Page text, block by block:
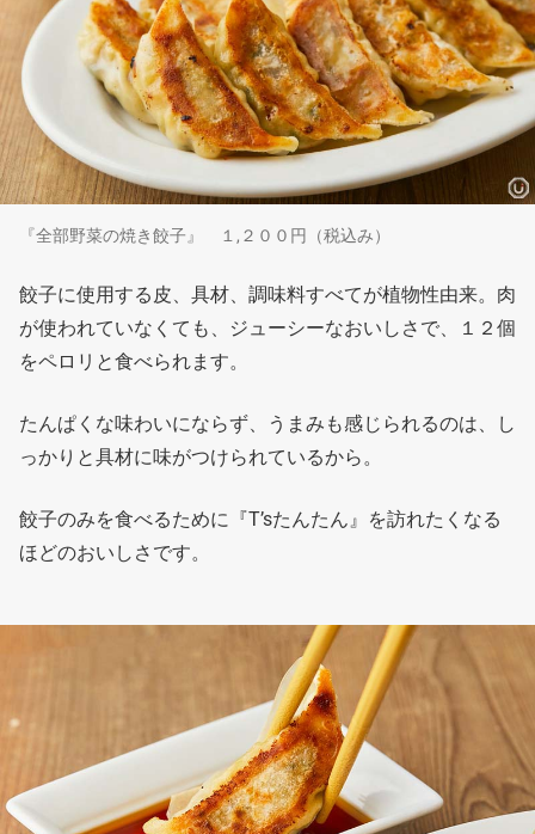
『全部野菜の焼き餃子』 １,２００円（税込み）
餃子に使用する皮、具材、調味料すべてが植物性由来。肉
が使われていなくても、ジューシーなおいしさで、１２個
をペロリと食べられます。
たんぱくな味わいにならず、うまみも感じられるのは、し
っかりと具材に味がつけられているから。
餃子のみを食べるために『T’sたんたん』を訪れたくなる
ほどのおいしさです。